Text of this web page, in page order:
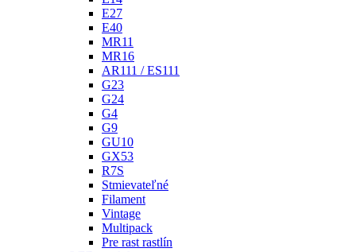
E27
E40
MR11
MR16
AR111 / ES111
G23
G24
G4
G9
GU10
GX53
R7S
Stmievateľné
Filament
Vintage
Multipack
Pre rast rastlín